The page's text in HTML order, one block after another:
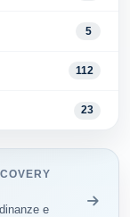
5
112
23
e